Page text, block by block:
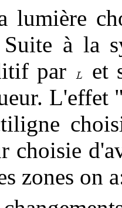
lumière
à la
par
et
L'effet
choisie
zones on